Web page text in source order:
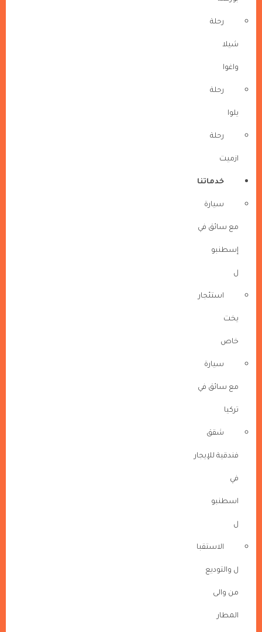
رحلة
شيلا
واغوا
رحلة
يلوا
رحلة
ازميت
خدماتنا
سيارة
مع سائق في
إسطنبو
ل
استئجار
يخت
خاص
سيارة
مع سائق في
تركيا
شقق
فندقية للإيجار
في
اسطنبو
ل
الاستقبا
ل والتوديع
من والى
المطار